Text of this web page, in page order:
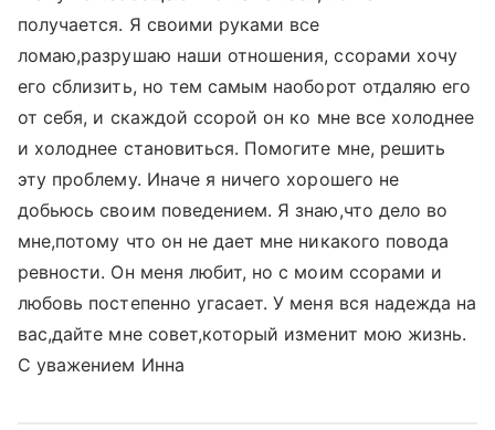
получается. Я своими руками все
ломаю,разрушаю наши отношения, ссорами хочу
его сблизить, но тем самым наоборот отдаляю его
от себя, и скаждой ссорой он ко мне все холоднее
и холоднее становиться. Помогите мне, решить
эту проблему. Иначе я ничего хорошего не
добьюсь своим поведением. Я знаю,что дело во
мне,потому что он не дает мне никакого повода
ревности. Он меня любит, но с моим ссорами и
любовь постепенно угасает. У меня вся надежда на
вас,дайте мне совет,который изменит мою жизнь.
С уважением Инна